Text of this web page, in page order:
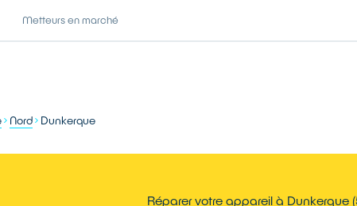
Metteurs en marché
Nord Dunkerque
Réparer votre appareil à Dunkerque